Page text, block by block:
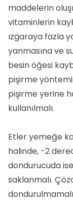
maddelerin
vitaminlerin
ızgaraya fazla
yanmasına ve
besin öğesi
pişirme yöntemi
pişirme yerine
kullanılmalı.
Etler yemeğe
halinde, -2
dondurucuda
saklanmalı.